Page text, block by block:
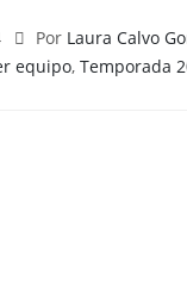
Por Laura Calvo
equipo,Temporada